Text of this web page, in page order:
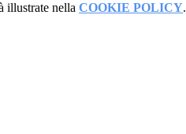
illustrate nella COOKIE POLICY.